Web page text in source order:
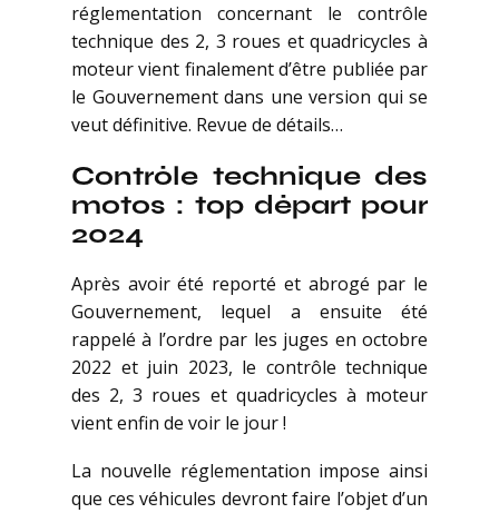
réglementation concernant le contrôle
technique des 2, 3 roues et quadricycles à
moteur vient finalement d’être publiée par
le Gouvernement dans une version qui se
veut définitive. Revue de détails…
Contrôle technique des
motos : top départ pour
2024
Après avoir été reporté et abrogé par le
Gouvernement, lequel a ensuite été
rappelé à l’ordre par les juges en octobre
2022 et juin 2023, le contrôle technique
des 2, 3 roues et quadricycles à moteur
vient enfin de voir le jour !
La nouvelle réglementation impose ainsi
que ces véhicules devront faire l’objet d’un